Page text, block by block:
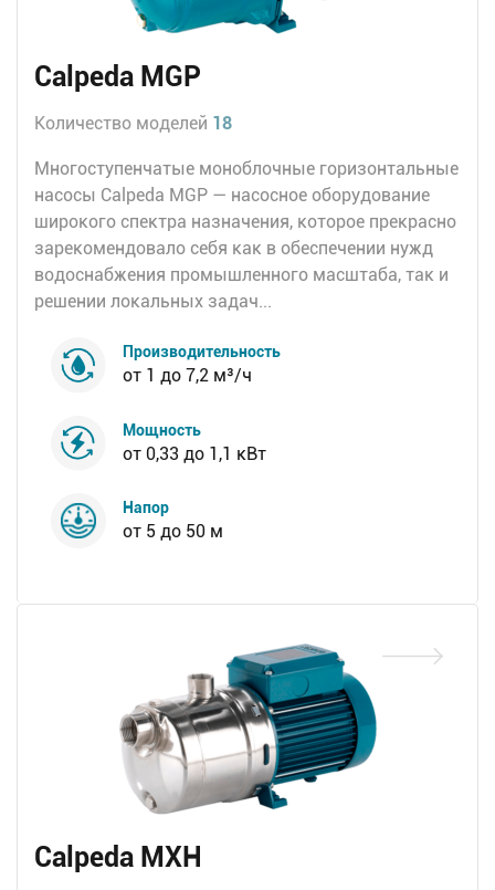
Calpeda MGP
Количество моделей 18
Многоступенчатые моноблочные горизонтальные
насосы Calpeda MGP — насосное оборудование
широкого спектра назначения, которое прекрасно
зарекомендовало себя как в обеспечении нужд
водоснабжения промышленного масштаба, так и
решении локальных задач...
Производительность
от 1 до 7,2 м³/ч
Мощность
от 0,33 до 1,1 кВт
Напор
от 5 до 50 м
Calpeda MXH